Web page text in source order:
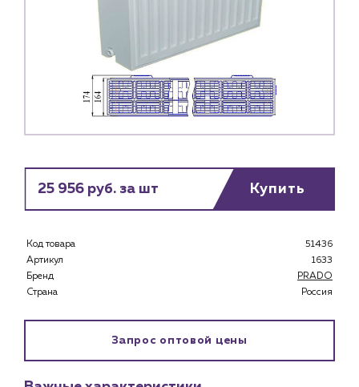
Каталог
25 956 руб. за шт Купить
Код товара
51436
Артикул
1633
Бренд
PRADO
Страна
Россия
Запрос оптовой цены